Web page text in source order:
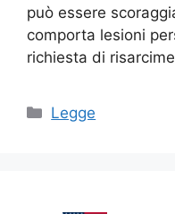
può essere
comporta lesioni
richiesta di
Categories
Legge